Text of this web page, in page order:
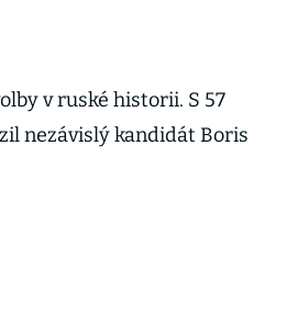
v ruské historii. S 57
nezávislý kandidát Boris